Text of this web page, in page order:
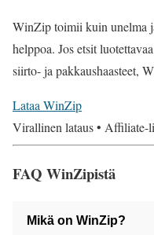
WinZip toimii kuin unelma
helppoa. Jos etsit
siirto- ja pakkaushaasteet,
Lataa WinZip
Virallinen lataus • Affiliate-
FAQ WinZipistä
Mikä on WinZip?